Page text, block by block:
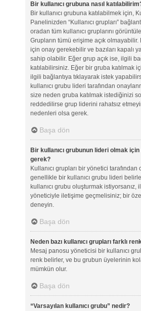
Bir kullanıcı grubuna nasıl
Bir kullanıcı grubuna katılabilmek için,
Panelinizden “Kullanıcı grupları”
oradan tüm kullanıcı gruplarını
Grupların tümü erişime açık olmayabilir.
için onay gerekebilir ve bazıları kapalı
sahip olabilir. Eğer grup açık ise, ilgili
katılabilirsiniz. Eğer bir gruba katılmak
ilgili bağlantıya tıklayarak istek
kullanıcı grubu lideri tarafından
size neden gruba katılmak istediğinizi
reddedilirse grup liderini rahatsız
nedenleri olsa gerek.
Başa dön
Bir kullanıcı grubunun lideri olmak
gerek?
Kullanıcı grupları bir yönetici tarafından
genellikle bir kullanıcı grubu lideri
kullanıcı grubu oluşturmak istiyorsanız,
yöneticiyle iletişime geçmelisiniz; bir
deneyin.
Başa dön
Neden bazı kullanıcı grupları farklı
Mesaj panosu yöneticisi bir kullanıcı
renk belirler, ve bu grubun üyelerinin
mümkün olur.
Başa dön
“Varsayılan kullanıcı grubu” nedir?